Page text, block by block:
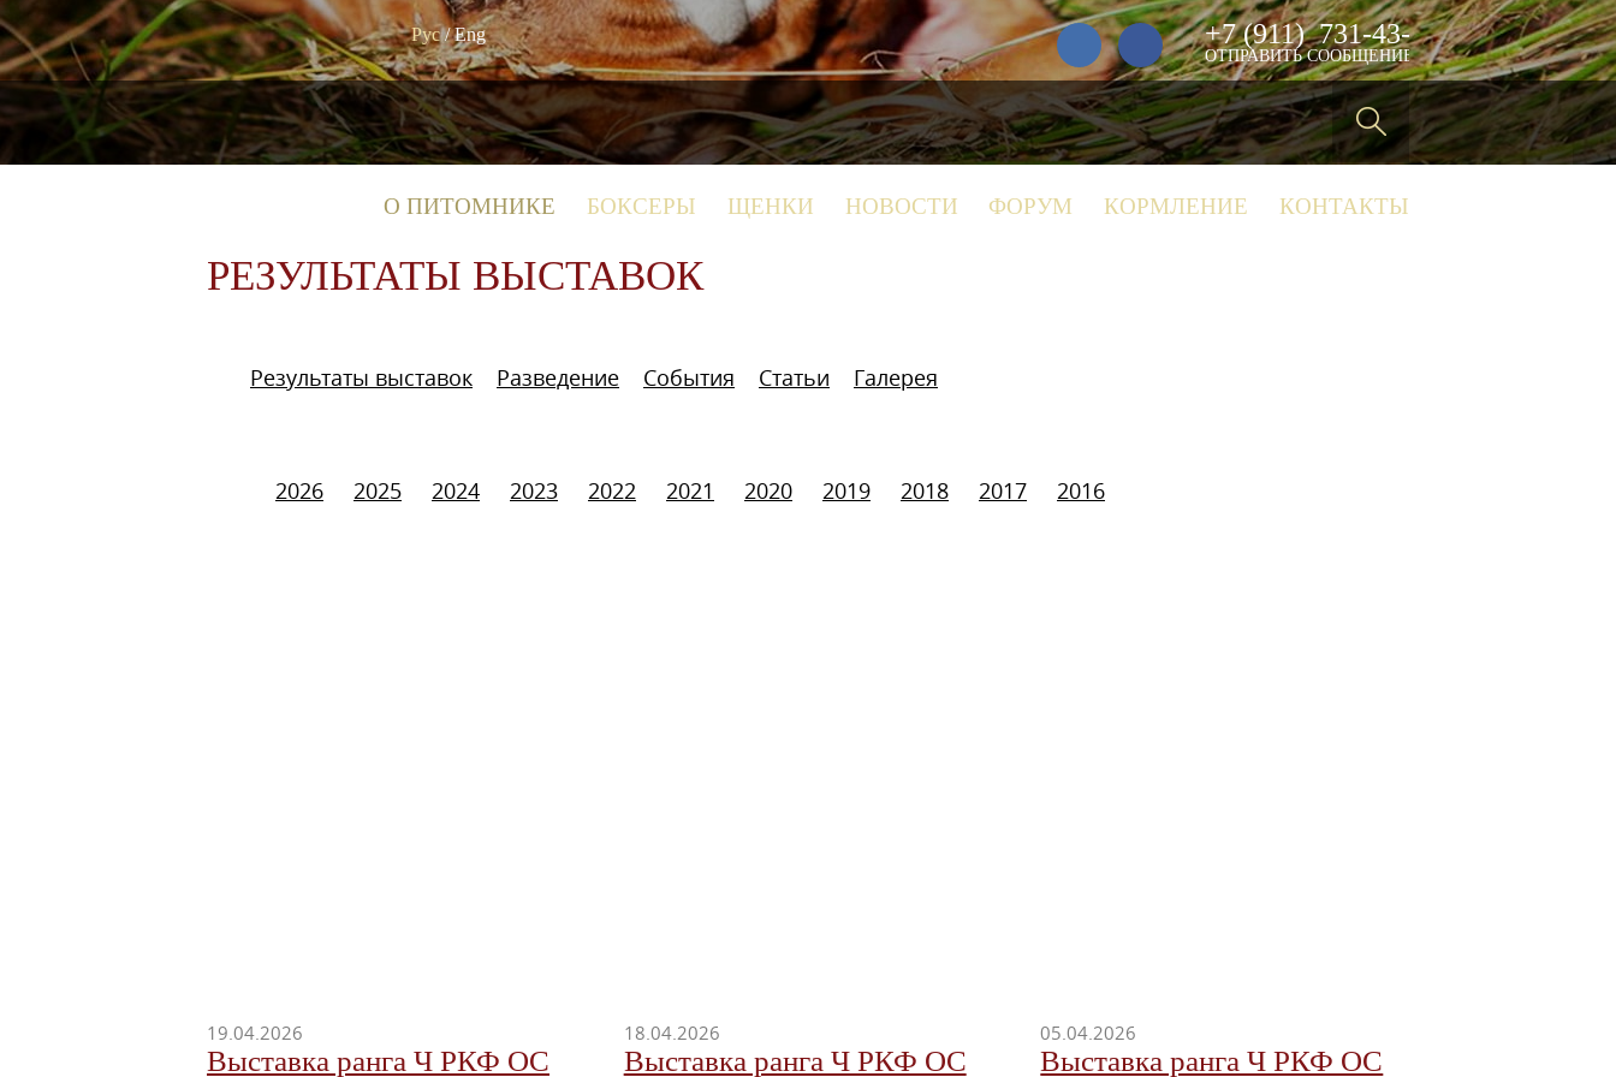
Рус/Eng
О ПИТОМНИКЕ БОКСЕРЫ ЩЕНКИ НОВОСТИ ФОРУМ КОРМЛЕНИЕ КОНТАКТЫ
+7 (911)731-43-29
ОТПРАВИТЬ СООБЩЕНИЕ
РЕЗУЛЬТАТЫ ВЫСТАВОК
Результаты выставок Разведение События Статьи Галерея
2026 2025 2024 2023 2022 2021 2020 2019 2018 2017 2016
19.04.2026
Выставка ранга Ч РКФ ОС
18.04.2026
Выставка ранга Ч РКФ ОС
05.04.2026
Выставка ранга Ч РКФ ОС